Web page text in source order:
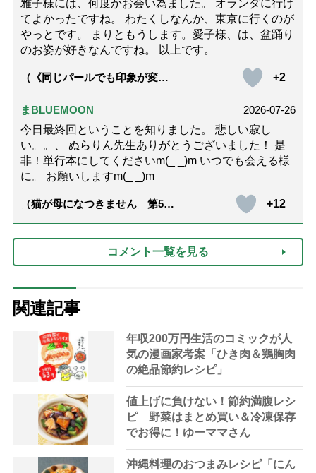
雅子様には、何度かお会い為ました。 オランダに行け
てよかったですね。 わたくしなんか、東京に行くのが
やっとです。 まりともうします。愛子様、は、盆踊り
のお姿が好きなんですね。 以上です。
（《同じパールでも印象が変
の夏ネックレス」上品＆涼しげ
に見せる4つの法則）
+2
まBLUEMOON
2026-07-26
今日最終回ということを知りました。 悲しい寂し
い。。、 ぬらりん先生ありがとうございました！ 是
非！単行本にしてくださいm(_ _)m いつでも会える様
に。 お願いしますm(_ _)m
（猫が母になつきません 第500
+12
コメント一覧を見る
関連記事
年収200万円生活のコミックが人
気の漫画家考案「ひき肉＆鶏胸肉
の絶品節約レシピ」
値上げに負けない！節約満腹レシ
ピ 野菜はまとめ買い＆冷凍保存
でお得に！ゆーママさん
沖縄料理のおつまみレシピ「にん